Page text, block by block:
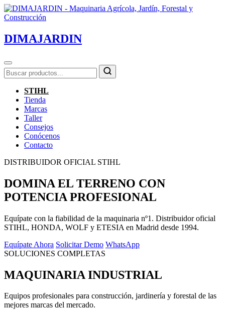
DIMAJARDIN
STIHL
Tienda
Marcas
Taller
Consejos
Conócenos
Contacto
DISTRIBUIDOR OFICIAL STIHL
DOMINA EL TERRENO CON
POTENCIA PROFESIONAL
Equípate con la fiabilidad de la maquinaria nº1. Distribuidor oficial
STIHL, HONDA, WOLF y ETESIA en Madrid desde 1994.
Equípate Ahora Solicitar Demo WhatsApp
SOLUCIONES COMPLETAS
MAQUINARIA INDUSTRIAL
Equipos profesionales para construcción, jardinería y forestal de las
mejores marcas del mercado.